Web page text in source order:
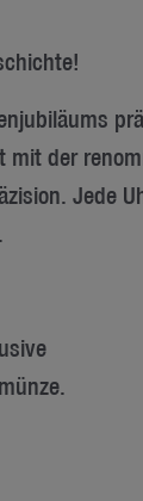
mit der
Jede